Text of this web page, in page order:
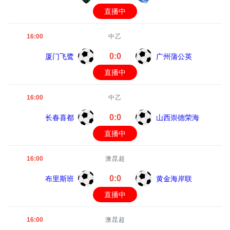
直播中
16:00 中乙
厦门飞鹭 0:0
广州蒲公英
直播中
16:00 中乙
长春喜都 0:0
山西崇德荣海
直播中
16:00 澳昆超
布里斯班 0:0
黄金海岸联
直播中
16:00 澳昆超